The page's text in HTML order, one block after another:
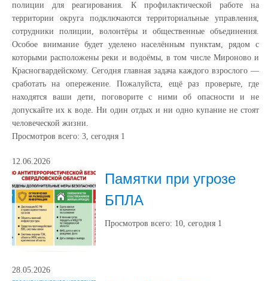
полиции для реагирования. К профилактической работе на
территории округа подключаются территориальные управления,
сотрудники полиции, волонтёры и общественные объединения.
Особое внимание будет уделено населённым пунктам, рядом с
которыми расположены реки и водоёмы, в том числе Мироново и
Красногвардейскому. Сегодня главная задача каждого взрослого —
сработать на опережение. Пожалуйста, ещё раз проверьте, где
находятся ваши дети, поговорите с ними об опасности и не
допускайте их к воде. Ни один отдых и ни одно купание не стоят
человеческой жизни.
Просмотров всего: 3, сегодня 1
12.06.2026
Памятки при угрозе
БПЛА
Просмотров всего: 10, сегодня 1
28.05.2026